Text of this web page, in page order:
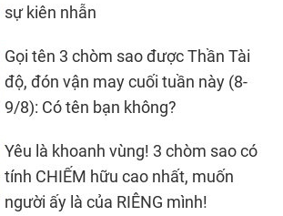
sự kiên nhẫn
Gọi tên 3 chòm sao được Thần Tài
độ, đón vận may cuối tuần này (8-
9/8): Có tên bạn không?
Yêu là khoanh vùng! 3 chòm sao có
tính CHIẾM hữu cao nhất, muốn
người ấy là của RIÊNG mình!